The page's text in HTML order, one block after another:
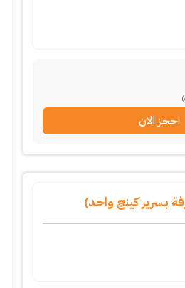
احجز الان
بسرير كينج واحد)